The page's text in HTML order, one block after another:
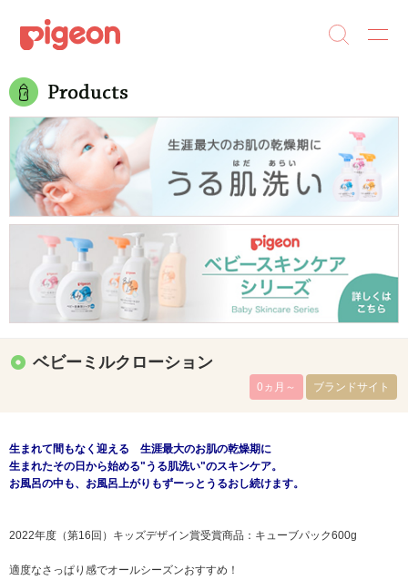
ベビーミルクローション
0ヵ月～ ブランドサイト
生まれて間もなく迎える 生涯最大のお肌の乾燥期に
生まれたその日から始める"うる肌洗い"のスキンケア。
お風呂の中も、お風呂上がりもずーっとうるおし続けます。
2022年度（第16回）キッズデザイン賞受賞商品：キューブパック600g
適度なさっぱり感でオールシーズンおすすめ！